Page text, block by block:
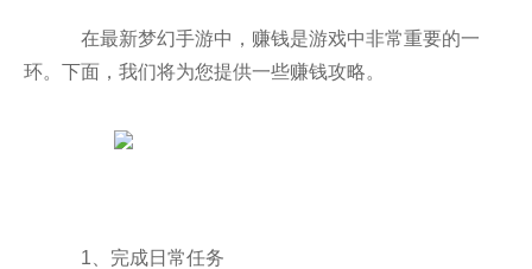
在最新梦幻手游中，赚钱是游戏中非常重要的一
环。下面，我们将为您提供一些赚钱攻略。
1、完成日常任务